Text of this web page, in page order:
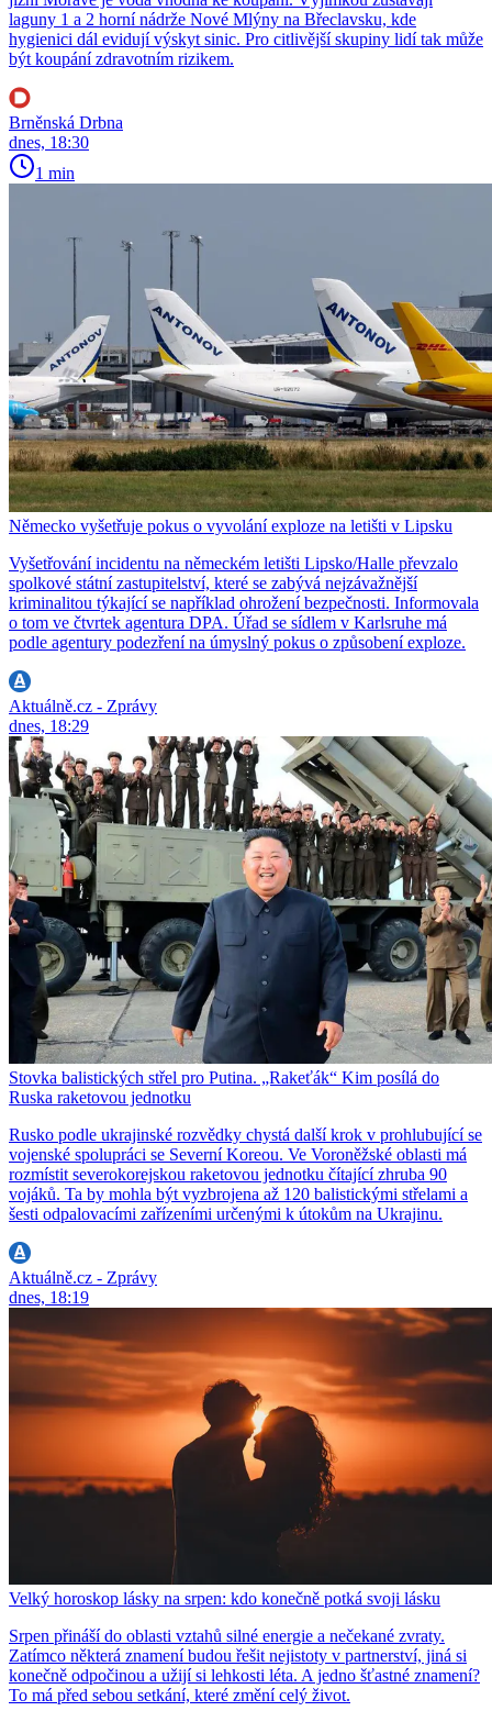
laguny 1 a 2 horní nádrže Nové Mlýny na Břeclavsku, kde
hygienici dál evidují výskyt sinic. Pro citlivější skupiny lidí tak může
být koupání zdravotním rizikem.
Brněnská Drbna
dnes, 18:30
1 min
Německo vyšetřuje pokus o vyvolání exploze na letišti v Lipsku
Vyšetřování incidentu na německém letišti Lipsko/Halle převzalo
spolkové státní zastupitelství, které se zabývá nejzávažnější
kriminalitou týkající se například ohrožení bezpečnosti. Informovala
o tom ve čtvrtek agentura DPA. Úřad se sídlem v Karlsruhe má
podle agentury podezření na úmyslný pokus o způsobení exploze.
Aktuálně.cz - Zprávy
dnes, 18:29
Stovka balistických střel pro Putina. „Rakeťák“ Kim posílá do
Ruska raketovou jednotku
Rusko podle ukrajinské rozvědky chystá další krok v prohlubující se
vojenské spolupráci se Severní Koreou. Ve Voroněžské oblasti má
rozmístit severokorejskou raketovou jednotku čítající zhruba 90
vojáků. Ta by mohla být vyzbrojena až 120 balistickými střelami a
šesti odpalovacími zařízeními určenými k útokům na Ukrajinu.
Aktuálně.cz - Zprávy
dnes, 18:19
Velký horoskop lásky na srpen: kdo konečně potká svoji lásku
Srpen přináší do oblasti vztahů silné energie a nečekané zvraty.
Zatímco některá znamení budou řešit nejistoty v partnerství, jiná si
konečně odpočinou a užijí si lehkosti léta. A jedno šťastné znamení?
To má před sebou setkání, které změní celý život.